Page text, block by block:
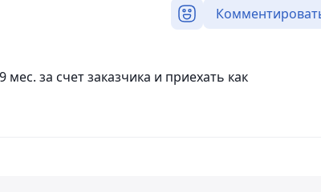
за счет заказчика и приехать как